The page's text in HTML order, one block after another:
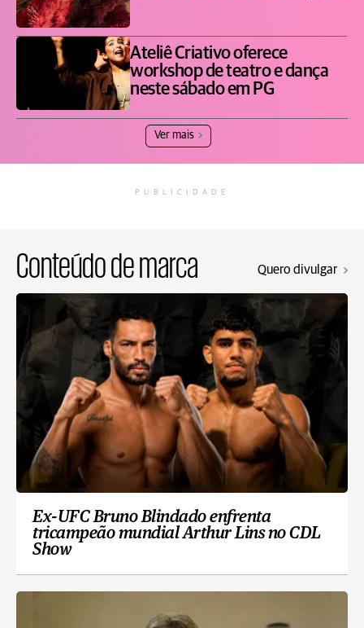
Ateliê Criativo oferece
workshop de teatro e dança
neste sábado em PG
Ver mais
PUBLICIDADE
Conteúdo de marca Quero divulgar
Ex-UFC Bruno Blindado enfrenta
tricampeão mundial Arthur Lins no CDL
Show